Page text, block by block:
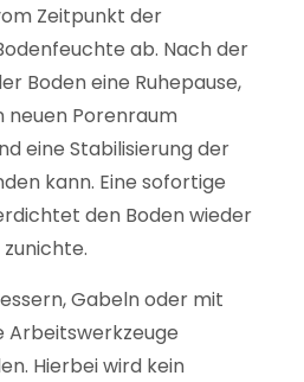
Zeitpunkt der
ab. Nach der
Boden eine Ruhepause,
neuen Porenraum
eine Stabilisierung der
kann. Eine sofortige
den Boden wieder
Gabeln oder mit
Arbeitswerkzeuge
Hierbei wird kein